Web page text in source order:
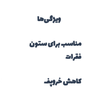
ویژگی‌ها
مناسب برای ستون
فقرات
کاهش خروپف